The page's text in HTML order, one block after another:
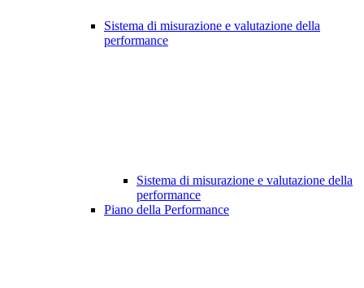
Sistema di misurazione e valutazione della
performance
Sistema di misurazione e valutazione della
performance
Piano della Performance